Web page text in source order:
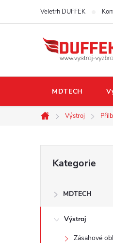
Veletrh DUFFEK
MDTECH
Domů
Výstroj
s
kategorie
Kategorie
MDTECH
Výstroj
Zásahové